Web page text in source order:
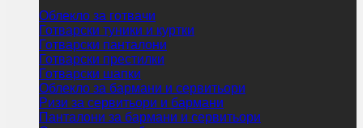
Облекло за готвачи
Готварски туники и куртки
Готварски панталони
Готварски престилки
Готварски шапки
Облекло за бармани и сервитьори
Ризи за сервитьори и бармани
Панталони за бармани и сервитьори